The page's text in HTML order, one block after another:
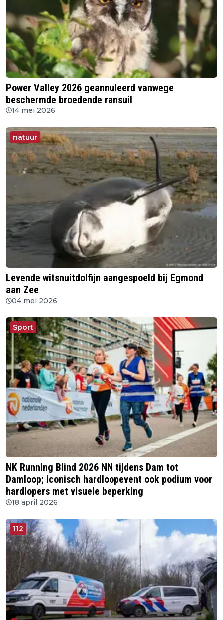
Power Valley 2026 geannuleerd vanwege
beschermde broedende ransuil
14 mei 2026
natuur
Levende witsnuitdolfijn aangespoeld bij Egmond
aan Zee
04 mei 2026
Sport
NK Running Blind 2026 NN tijdens Dam tot
Damloop; iconisch hardloopevent ook podium voor
hardlopers met visuele beperking
18 april 2026
112